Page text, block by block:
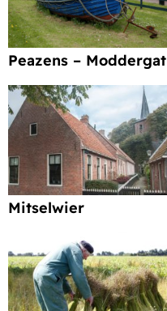
Peazens – Moddergat
Mitselwier